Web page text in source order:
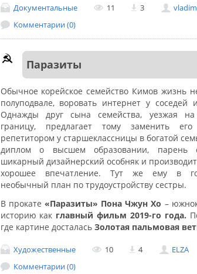
Документальные 11 3
Комментарии (0)
Паразиты
Обычное корейское семейство Кимов жизнь
полуподвале, воровать интернет у
Однажды друг сына семейства, уезжая
границу, предлагает тому заменить
репетитором у старшеклассницы в богатой
диплом о высшем образовании, парень
шикарный дизайнерский особняк и
хорошее впечатление. Тут же ему в
необычный план по трудоустройству сестры.
В прокате «Паразиты» Пона Чжун Хо –
историю как главный фильм 2019-го года.
где картине досталась Золотая пальмовая
Художественные 10 4 ELZA
Комментарии (0)